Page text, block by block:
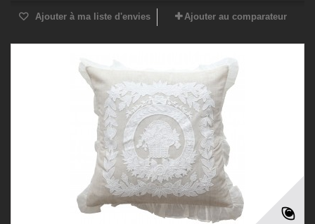
Ajouter à ma liste d'envies Ajouter au comparateur